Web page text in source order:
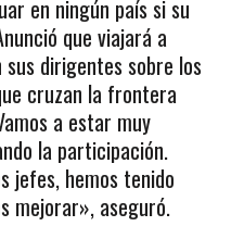
en ningún país si su
que viajará a
dirigentes sobre los
cruzan la frontera
a estar muy
la participación.
jefes, hemos tenido
mejorar», aseguró.